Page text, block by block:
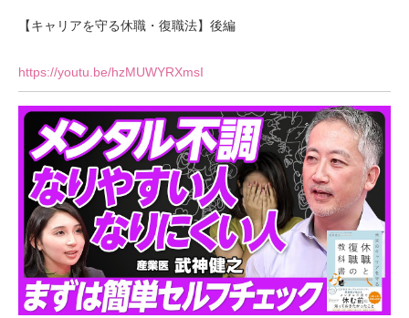
【キャリアを守る休職・復職法】後編
https://youtu.be/hzMUWYRXmsI